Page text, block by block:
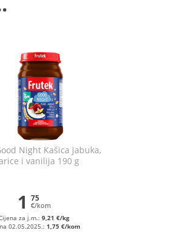
Night Kašica jabuka,
i vanilija 190 g
1 75
€/kom
za j.m.:9,21 €/kg
02.05.2025.: 1,75 €/kom